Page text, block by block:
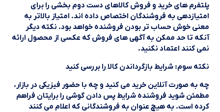
پلتفرم های خرید و فروش کالاهای دست دوم بخشی را برای
امتیازدهی به فروشندگان اختصاص داده اند. امتیاز بالاتر به
معنی خوش حساب تر بودن فروشنده خواهد بود. نکته دیگر
آنکه تا حد ممکن به آگهی های فروش که عکسی از محصول ارائه
نمی کنند اعتماد نکنید.
نکته سوم: شرایط بازگرداندن کالا را بررسی کنید
چه به صورت آنلاین خرید می کنید و چه با حضور فیزیکی در بازار،
مطمئن شوید فروشنده شرایط پس دادن گوشی را برایتان فراهم
کرده است. به هیچ عنوان به فروشندگانی که اعلام می کنند